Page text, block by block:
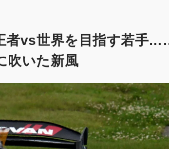
者vs世界を目指す若手
吹いた新風